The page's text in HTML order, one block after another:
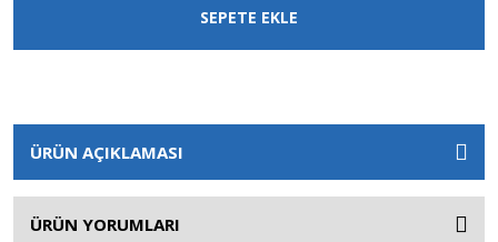
SEPETE EKLE
ÜRÜN AÇIKLAMASI
ÜRÜN YORUMLARI